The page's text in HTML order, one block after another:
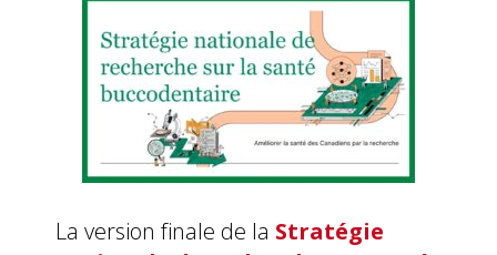
La version finale de la Stratégie